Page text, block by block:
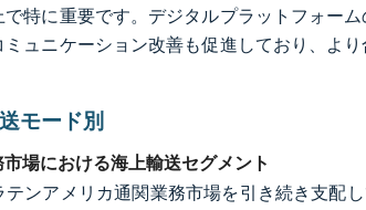
特に重要です。デジタルプラットフォー
ュニケーション改善も促進しており、よ
モード別
場における海上輸送セグメント
ンアメリカ通関業務市場を引き続き支配